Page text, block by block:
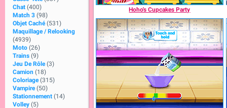
Chat (400)
Match 3 (98)
Objet Caché (531)
Maquillage / Relooking
(4939)
Moto (26)
Trains (9)
Jeu De Rôle (3)
Camion (18)
Coloriage (315)
Vampire (50)
Stationnement (14)
Volley (5)
Hoho's Cupcakes Party